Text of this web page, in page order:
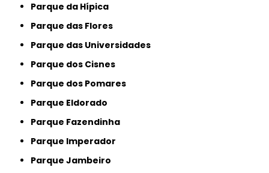
Parque da Hípica
Parque das Flores
Parque das Universidades
Parque dos Cisnes
Parque dos Pomares
Parque Eldorado
Parque Fazendinha
Parque Imperador
Parque Jambeiro